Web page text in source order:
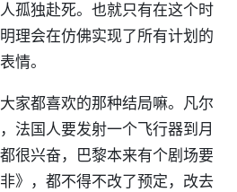
孤独赴死。也就只有在这个时
理会在仿佛实现了所有计划的
情。
家都喜欢的那种结局嘛。凡尔
法国人要发射一个飞行器到月
很兴奋，巴黎本来有个剧场要
》，都不得不改了预定，改去